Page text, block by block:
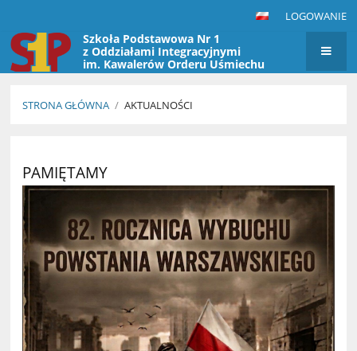
LOGOWANIE
Szkoła Podstawowa Nr 1
z Oddziałami Integracyjnymi
im. Kawalerów Orderu Uśmiechu
w Przasnyszu
STRONA GŁÓWNA / AKTUALNOŚCI
PAMIĘTAMY